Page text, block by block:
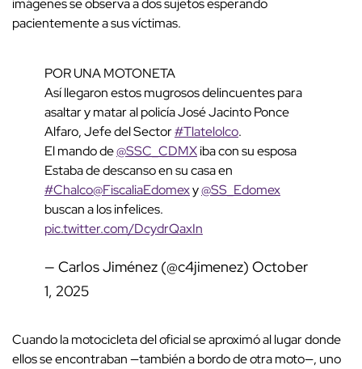
imágenes se observa a dos sujetos esperando
pacientemente a sus víctimas.
POR UNA MOTONETA
Así llegaron estos mugrosos delincuentes para
asaltar y matar al policía José Jacinto Ponce
Alfaro, Jefe del Sector#Tlatelolco.
El mando de@SSC_CDMXiba con su esposa
Estaba de descanso en su casa en
#Chalco@FiscaliaEdomexy@SS_Edomex
buscan a los infelices.
pic.twitter.com/DcydrQaxIn
— Carlos Jiménez (@c4jimenez) October
1, 2025
Cuando la motocicleta del oficial se aproximó al lugar donde
ellos se encontraban —también a bordo de otra moto—, uno